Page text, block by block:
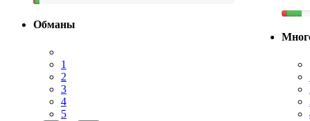
Обманы
1
2
3
4
5